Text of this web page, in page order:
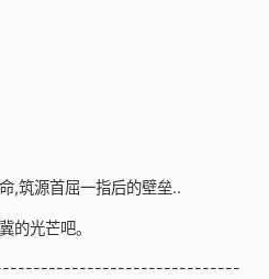
,筑源首屈一指后的壁垒..
的光芒吧。